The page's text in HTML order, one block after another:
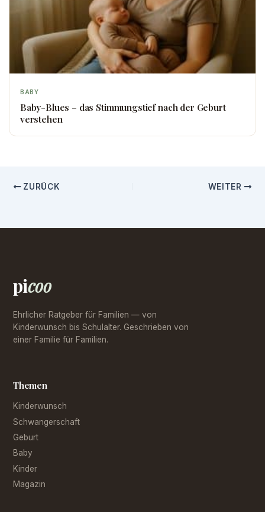
BABY
Baby-Blues – das Stimmungstief nach der Geburt
verstehen
ZURÜCK WEITER
picoo
Ehrlicher Ratgeber für Familien — von
Kinderwunsch bis Schulalter. Geschrieben von
einer Familie für Familien.
Themen
Kinderwunsch
Schwangerschaft
Geburt
Baby
Kinder
Magazin